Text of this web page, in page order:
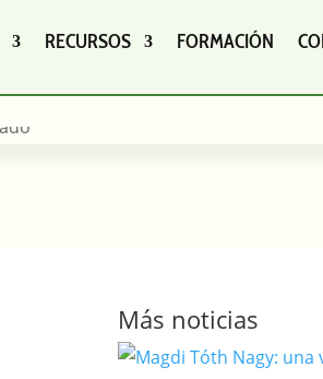
RECURSOS FORMACIÓN
Más noticias